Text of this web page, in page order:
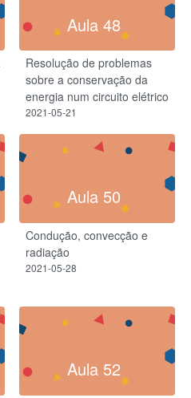
Aula 48
Resolução de problemas
sobre a conservação da
energia num circuito elétrico
2021-05-21
Aula 50
Condução, convecção e
radiação
2021-05-28
Aula 52